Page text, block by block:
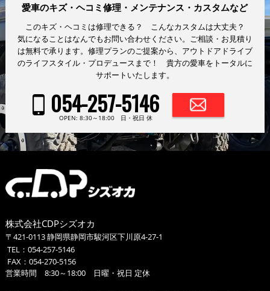
愛車のキズ・ヘコミ修理・メンテナンス・カスタムなど
このキズ・ヘコミは修理できる？ こんなカスタムは大丈夫？
気になることはなんでもお問い合わせください。ご相談・お見積り
は無料で承ります。修理プランのご提案から、アウトドアドライブ
のライフスタイル・プロデュースまで！ 貴方の愛車をトータルに
サポートいたします。
054-257-5146
OPEN: 8:30～18:00 日・祝日 休
株式会社CDPシズオカ
〒421-0113 静岡県静岡市駿河区下川原4-27-1
TEL： 054-257-5146
FAX：054-270-5156
営業時間 8:30～18:00 日曜・祝日 定休